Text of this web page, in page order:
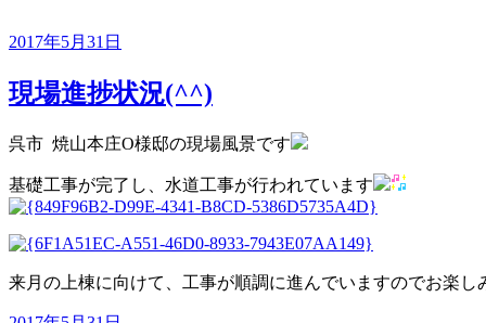
投
日:
2017年5月31日
現場進捗状況(^^)
呉市 焼山本庄O様邸の現場風景です
基礎工事が完了し、水道工事が行われています
来月の上棟に向けて、工事が順調に進んでいますのでお楽し